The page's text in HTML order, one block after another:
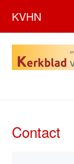
KVHN
Contact